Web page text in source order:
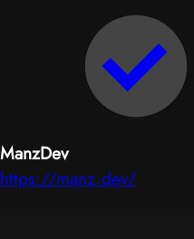
ManzDev
https://manz.dev/